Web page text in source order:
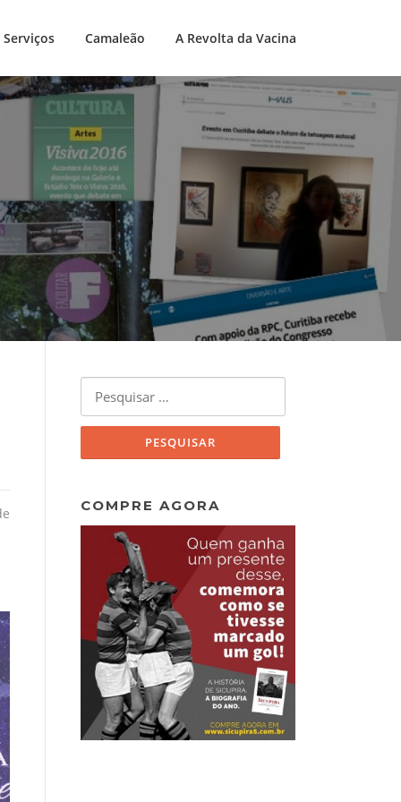
Serviços Camaleão A Revolta da Vacina
COMPRE AGORA